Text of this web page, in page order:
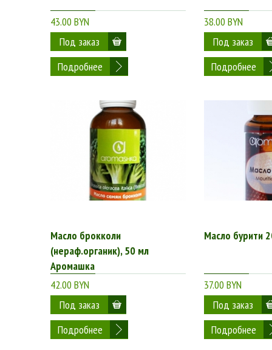
43.00 BYN
Подробнее
38.00 BYN
Подробнее
Масло брокколи
(нераф.органик), 50 мл
Аромашка
42.00 BYN
Подробнее
Масло бурити
37.00 BYN
Подробнее